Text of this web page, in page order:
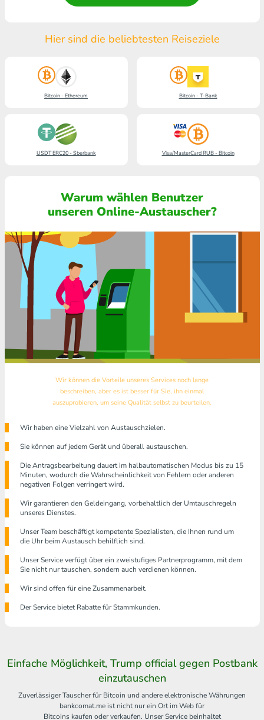
Hier sind die beliebtesten Reiseziele
Bitcoin - Ethereum Bitcoin - T-Bank
USDT ERC20 - Sberbank Visa/MasterCard RUB - Bitcoin
Warum wählen Benutzer
unseren Online-Austauscher?
Wir können die Vorteile unseres Services noch lange
beschreiben, aber es ist besser für Sie, ihn einmal
auszuprobieren, um seine Qualität selbst zu beurteilen.
Wir haben eine Vielzahl von Austauschzielen.
Sie können auf jedem Gerät und überall austauschen.
Die Antragsbearbeitung dauert im halbautomatischen Modus bis zu 15
Minuten, wodurch die Wahrscheinlichkeit von Fehlern oder anderen
negativen Folgen verringert wird.
Wir garantieren den Geldeingang, vorbehaltlich der Umtauschregeln
unseres Dienstes.
Unser Team beschäftigt kompetente Spezialisten, die Ihnen rund um
die Uhr beim Austausch behilflich sind.
Unser Service verfügt über ein zweistufiges Partnerprogramm, mit dem
Sie nicht nur tauschen, sondern auch verdienen können.
Wir sind offen für eine Zusammenarbeit.
Der Service bietet Rabatte für Stammkunden.
Einfache Möglichkeit, Trump official gegen Postbank
einzutauschen
Zuverlässiger Tauscher für Bitcoin und andere elektronische Währungen
bankcomat.me ist nicht nur ein Ort im Web für
Bitcoins kaufen oder verkaufen. Unser Service beinhaltet